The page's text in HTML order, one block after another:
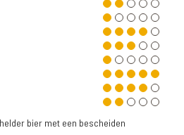
bier met een bescheiden